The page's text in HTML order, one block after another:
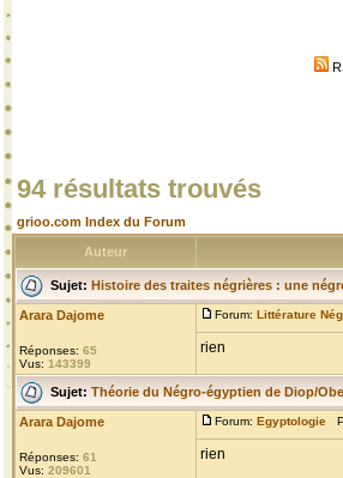
94 résultats trouvés
grioo.com Index du Forum
Auteur
Sujet: Histoire des traites négrières : une
Arara Dajome
Réponses: 65
Vus: 143399
Forum: Littérature
rien
Sujet: Théorie du Négro-égyptien de Diop/
Arara Dajome
Réponses: 61
Vus: 209601
Forum: Egyptologie
rien